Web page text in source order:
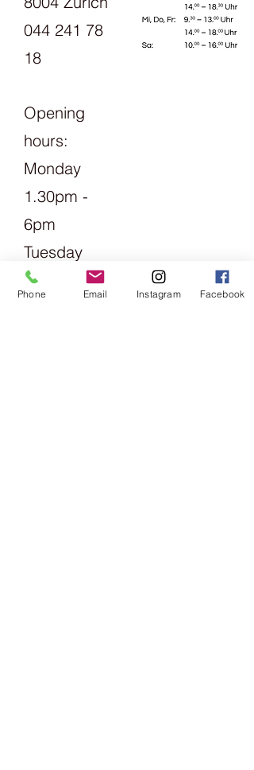
044 241 78
18
Opening
hours:
Monday
1.30pm -
6pm
Tuesday
Friday
Phone Email Instagram Facebook